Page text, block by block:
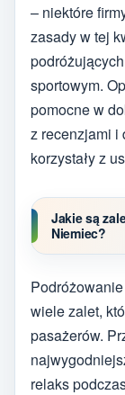
– niektóre
zasady w tej
sportowym.
pomocne w
z recenzjami i
korzystały z
Jakie są
Niemiec?
wiele zalet,
pasażerów.
relaks